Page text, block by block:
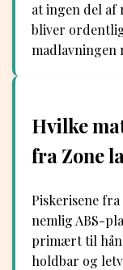
at ingen del af
bliver
madlavningen
Hvilke
fra Zone
Piskerisene
nemlig ABS-
primært til
holdbar og